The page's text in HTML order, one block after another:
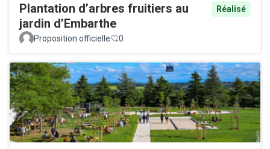
Plantation d’arbres fruitiers au
jardin d’Embarthe
Réalisé
Proposition officielle 0